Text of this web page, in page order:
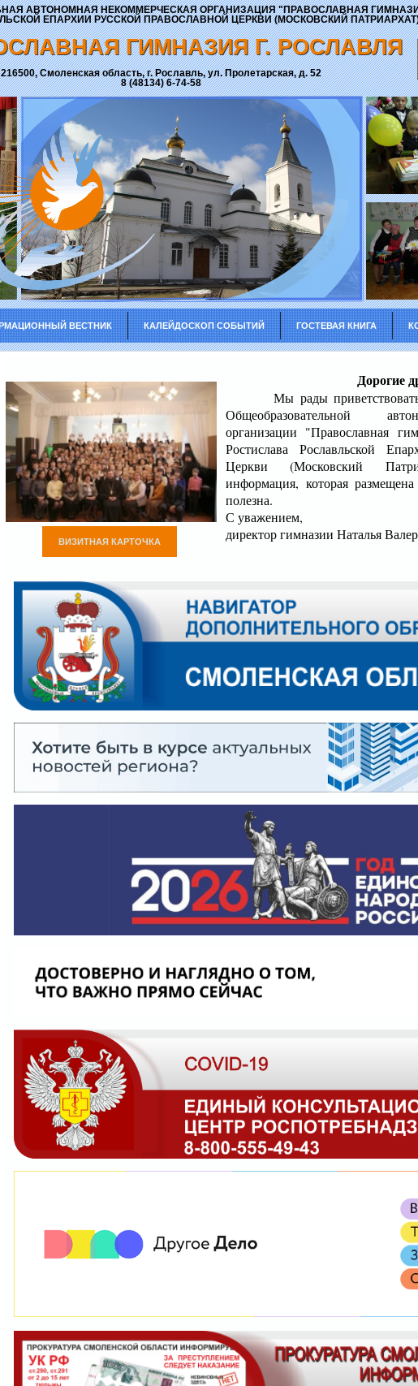
216500, Смоленская область, г. Рославль, ул. Пролетарская, д. 52
8 (48134) 6-74-58
ГИМНАЗИЯ Г. РОСЛАВЛЯ
АВТОНОМНАЯ НЕКОММЕРЧЕСКАЯ ОРГАНИЗАЦИЯ "ПРАВОСЛАВНАЯ
ЕПАРХИИ РУССКОЙ ПРАВОСЛАВНОЙ ЦЕРКВИ (МОСКОВСКИЙ
ВЕСТНИК КАЛЕЙДОСКОП СОБЫТИЙ ГОСТЕВАЯ КНИГА
ВИЗИТНАЯ КАРТОЧКА
Дорогие
Мы рады
Общеобразовательной
организации "Православная
Ростислава Рославльской
Церкви (Московский
информация, которая
полезна.
С уважением,
директор гимназии Наталья